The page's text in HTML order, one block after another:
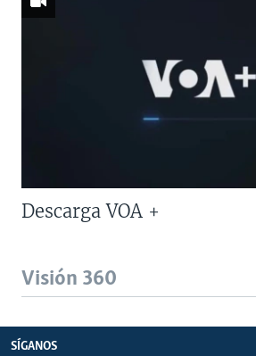
Descarga VOA +
Visión 360
SÍGANOS